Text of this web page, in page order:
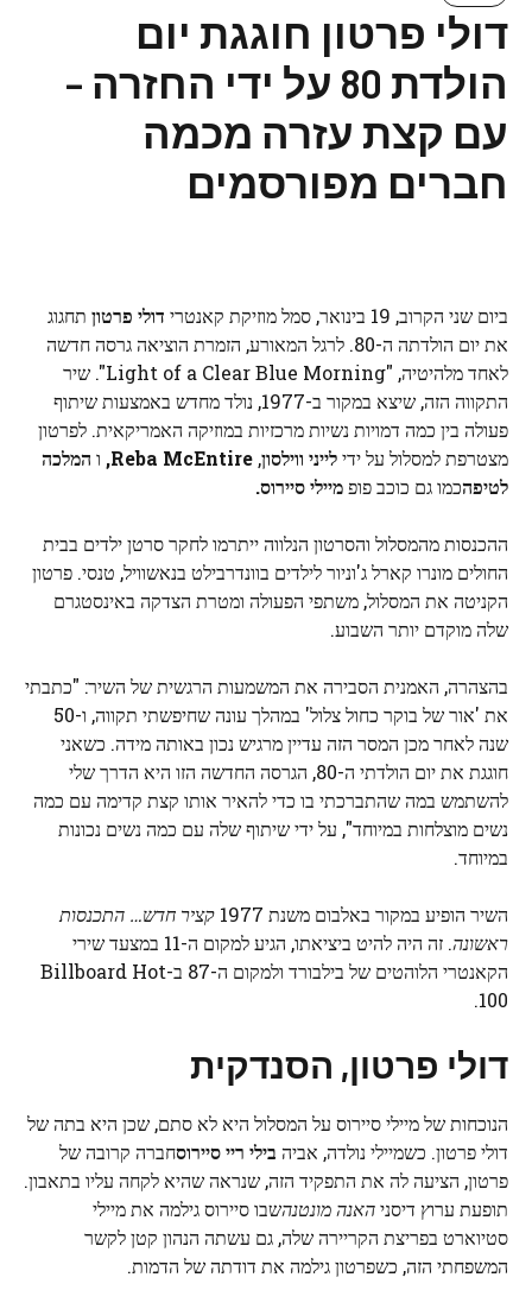
דולי פרטון חוגגת יום
הולדת 80 על ידי החזרה –
עם קצת עזרה מכמה
חברים מפורסמים
ביום שני הקרוב, 19 בינואר, סמל מוזיקת ​​קאנטרי דולי פרטון תחגוג
את יום הולדתה ה-80. לרגל המאורע, הזמרת הוציאה גרסה חדשה
לאחד מלהיטיה, "Light of a Clear Blue Morning". שיר
התקווה הזה, שיצא במקור ב-1977, נולד מחדש באמצעות שיתוף
פעולה בין כמה דמויות נשיות מרכזיות במוזיקה האמריקאית. לפרטון
מצטרפת למסלול על ידילייני ווילסון,
Reba McEntire, ו המלכה
לטיפהכמו גם כוכב פופמיילי סיירוס.
ההכנסות מהמסלול והסרטון הנלווה ייתרמו לחקר סרטן ילדים בבית
החולים מונרו קארל ג'וניור לילדים בוונדרבילט בנאשוויל, טנסי. פרטון
הקניטה את המסלול, משתפי הפעולה ומטרת הצדקה באינסטגרם
שלה מוקדם יותר השבוע.
בהצהרה, האמנית הסבירה את המשמעות הרגשית של השיר: "כתבתי
את 'אור של בוקר כחול צלול' במהלך עונה שחיפשתי תקווה, ו-50
שנה לאחר מכן המסר הזה עדיין מרגיש נכון באותה מידה. כשאני
חוגגת את יום הולדתי ה-80, הגרסה החדשה הזו היא הדרך שלי
להשתמש במה שהתברכתי בו כדי להאיר אותו קצת קדימה עם כמה
נשים מוצלחות במיוחד", על ידי שיתוף שלה עם כמה נשים נכונות
במיוחד.
השיר הופיע במקור באלבום משנת 1977
קציר חדש… התכנסות
ראשונה
. זה היה להיט ביציאתו, הגיע למקום ה-11 במצעד שירי
הקאנטרי הלוהטים של בילבורד ולמקום ה-87 ב-Billboard Hot
100.
דולי פרטון, הסנדקית
הנוכחות של מיילי סיירוס על המסלול היא לא סתם, שכן היא בתה של
דולי פרטון. כשמיילי נולדה, אביה בילי ריי סיירוסחברה קרובה של
פרטון, הציעה לה את התפקיד הזה, שנראה שהיא לקחה עליו בתאבון.
תופעת ערוץ דיסניהאנה מונטנהשבו סיירוס גילמה את מיילי
סטיוארט בפריצת הקריירה שלה, גם עשתה הנהון קטן לקשר
המשפחתי הזה, כשפרטון גילמה את דודתה של הדמות.